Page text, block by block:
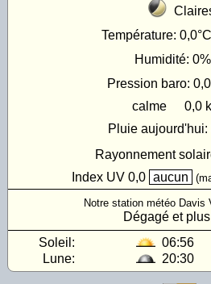
Température: 0,0°C
Humidité: 0%
Pression baro:
calme
0,0
Pluie aujourd'hui:
Rayonnement
Index UV 0,0 aucun
Notre station météo Davis
Dégagé et
Soleil:
06:56
Lune:
20:30